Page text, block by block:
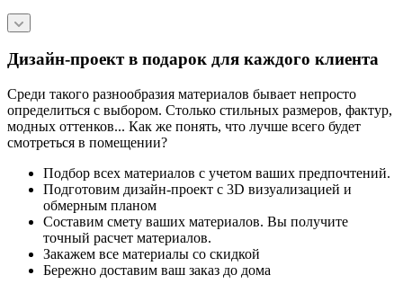
Дизайн-проект в подарок для каждого клиента
Среди такого разнообразия материалов бывает непросто
определиться с выбором. Столько стильных размеров, фактур,
модных оттенков... Как же понять, что лучше всего будет
смотреться в помещении?
Подбор всех материалов с учетом ваших предпочтений.
Подготовим дизайн-проект с 3D визуализацией и
обмерным планом
Составим смету ваших материалов. Вы получите
точный расчет материалов.
Закажем все материалы со скидкой
Бережно доставим ваш заказ до дома